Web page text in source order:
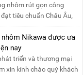
nhôm rút gọn công
tiêu chuẩn Châu Âu,
tuy....
Nikawa được ưa
nay
triển và thương mại
xin kính chào quý khách